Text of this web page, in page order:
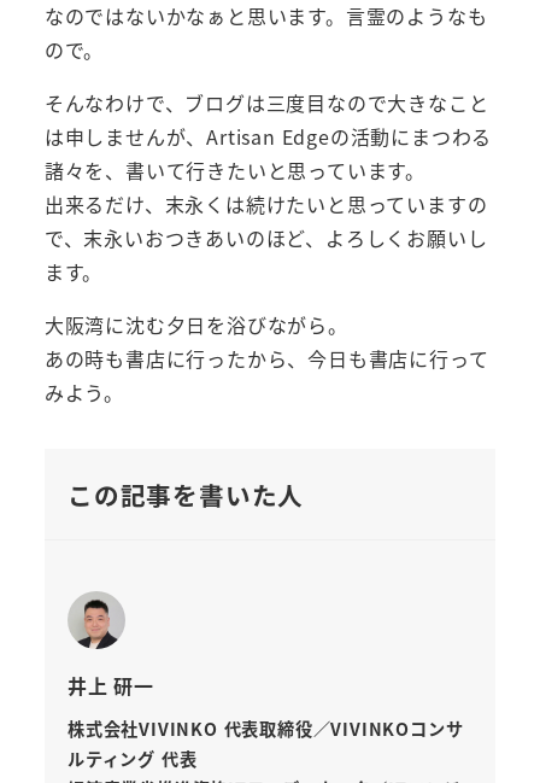
なのではないかなぁと思います。言霊のようなも
ので。
そんなわけで、ブログは三度目なので大きなこと
は申しませんが、Artisan Edgeの活動にまつわる
諸々を、書いて行きたいと思っています。
出来るだけ、末永くは続けたいと思っていますの
で、末永いおつきあいのほど、よろしくお願いし
ます。
大阪湾に沈む夕日を浴びながら。
あの時も書店に行ったから、今日も書店に行って
みよう。
この記事を書いた人
井上 研一
株式会社VIVINKO 代表取締役／VIVINKOコンサ
ルティング 代表